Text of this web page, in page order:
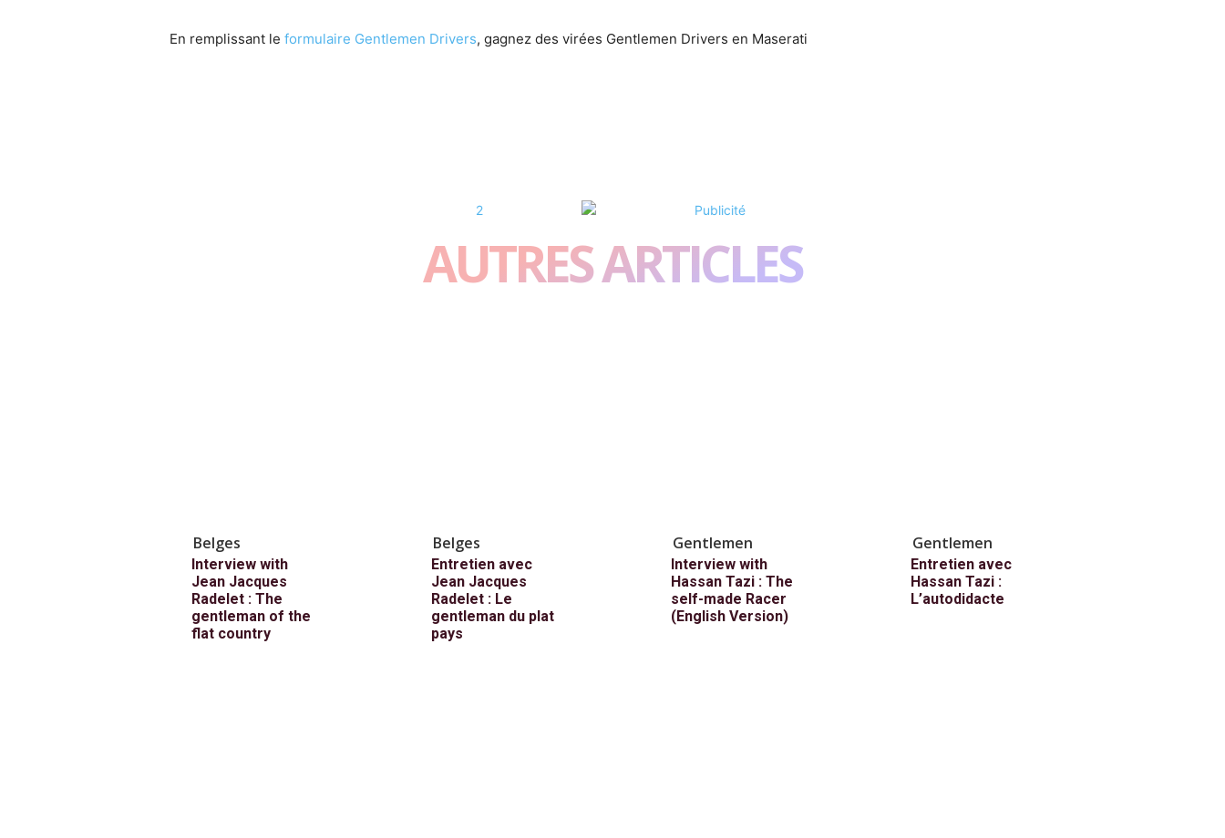
En remplissant le formulaire Gentlemen Drivers, gagnez des virées Gentlemen Drivers en Maserati
AUTRES ARTICLES
Belges
Interview with
Jean Jacques
Radelet : The
gentleman of the
flat country
Belges
Entretien avec
Jean Jacques
Radelet : Le
gentleman du plat
pays
Gentlemen
Interview with
Hassan Tazi : The
self-made Racer
(English Version)
Gentlemen
Entretien avec
Hassan Tazi :
L’autodidacte